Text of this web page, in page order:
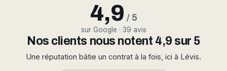
4,9 / 5
sur Google · 39 avis
Nos clients nous notent 4,9 sur 5
Une réputation bâtie un contrat à la fois, ici à Lévis.